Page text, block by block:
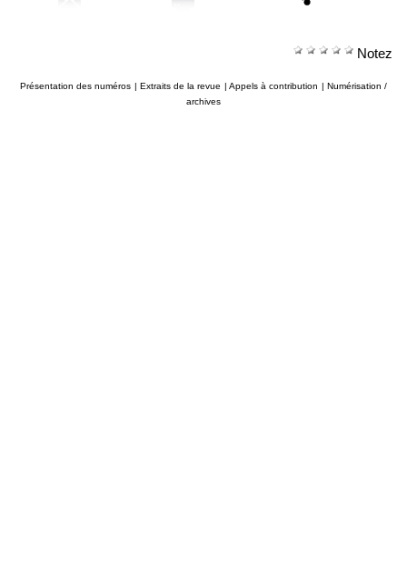
Notez
Présentation des numéros | Extraits de la revue | Appels à contribution | Numérisation /
archives